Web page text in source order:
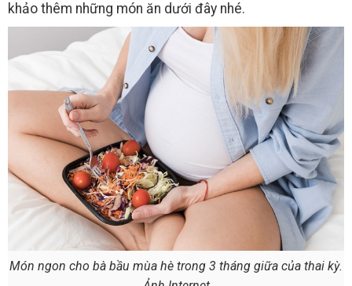
khảo thêm những món ăn dưới đây nhé.
Món ngon cho bà bầu mùa hè trong 3 tháng giữa của thai kỳ.